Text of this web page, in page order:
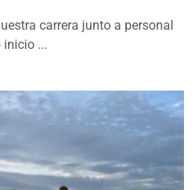
carrera junto a personal
...